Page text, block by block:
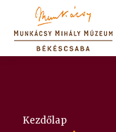
Itt vagy:
Kezdőlap